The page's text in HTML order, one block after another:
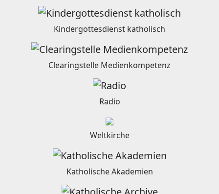
Kindergottesdienst katholisch
Clearingstelle Medienkompetenz
Radio
Weltkirche
Katholische Akademien